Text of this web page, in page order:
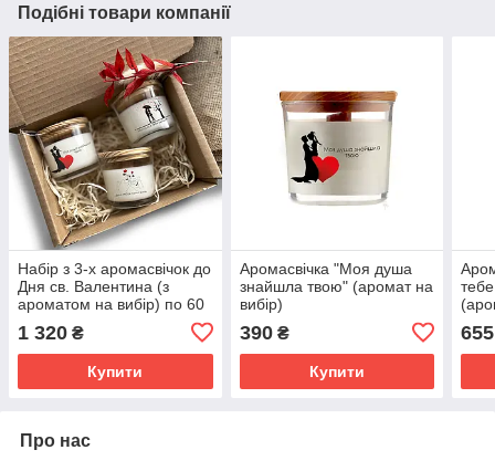
Подібні товари компанії
Набір з 3-х аромасвічок до
Дня св. Валентина (з
ароматом на вибір) по 60
1 320 ₴
Купити
Аромасвічка "Моя душа
знайшла твою" (аромат на
вибір)
390₴
Купити
655
Про нас